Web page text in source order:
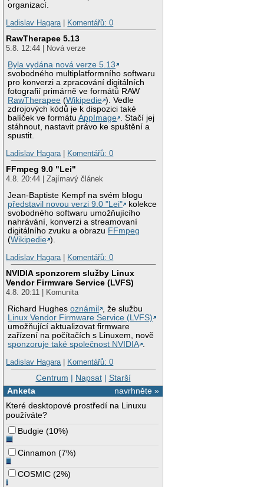
organizací.
Ladislav Hagara| Komentářů: 0
RawTherapee 5.13
5.8. 12:44 | Nová verze
Byla vydána nová verze 5.13
svobodného multiplatformního softwaru
pro konverzi a zpracování digitálních
fotografií primárně ve formátů RAW
RawTherapee (Wikipedie ). Vedle
zdrojových kódů je k dispozici také
balíček ve formátuAppImage . Stačí jej
stáhnout, nastavit právo ke spuštění a
spustit.
Ladislav Hagara| Komentářů: 0
FFmpeg 9.0 "Lei"
4.8. 20:44 | Zajímavý článek
Jean-Baptiste Kempf na svém blogu
představil novou verzi 9.0 "Lei"
kolekce
svobodného softwaru umožňujícího
nahrávání, konverzi a streamovaní
digitálního zvuku a obrazu FFmpeg
(Wikipedie ).
Ladislav Hagara| Komentářů: 0
NVIDIA sponzorem služby Linux
Vendor Firmware Service (LVFS)
4.8. 20:11 | Komunita
Richard Hughesoznámil
, že službu
Linux Vendor Firmware Service (LVFS)
umožňující aktualizovat firmware
zařízení na počítačích s Linuxem, nově
sponzoruje také společnost NVIDIA .
Ladislav Hagara| Komentářů: 0
Centrum | Napsat| Starší
navrhněte »
Anketa
Které desktopové prostředí na Linuxu
používáte?
Budgie (10%)
Cinnamon (7%)
COSMIC (2%)